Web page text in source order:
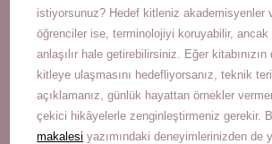
istiyorsunuz? Hedef kitleniz akademisyenler
öğrenciler ise, terminolojiyi koruyabilir, ancak
anlaşılır hale getirebilirsiniz. Eğer
kitleye ulaşmasını hedefliyorsanız, teknik
açıklamanız, günlük hayattan örnekler
çekici hikâyelerle zenginleştirmeniz gerekir.
makalesi yazımındaki deneyimlerinizden de